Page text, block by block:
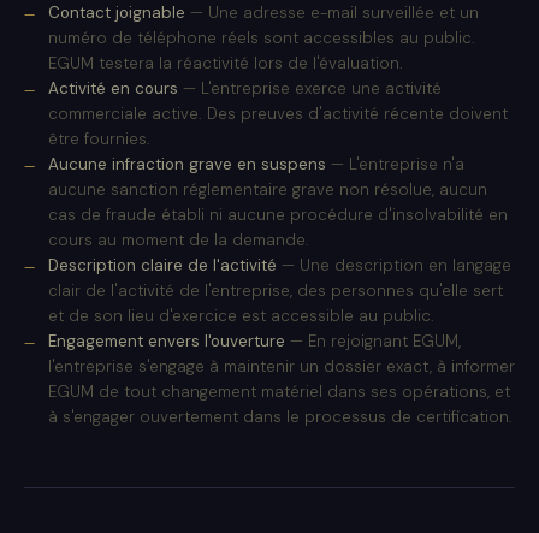
Contact joignable — Une adresse e-mail surveillée et un
numéro de téléphone réels sont accessibles au public.
EGUM testera la réactivité lors de l'évaluation.
Activité en cours — L'entreprise exerce une activité
commerciale active. Des preuves d'activité récente doivent
être fournies.
Aucune infraction grave en suspens — L'entreprise n'a
aucune sanction réglementaire grave non résolue, aucun
cas de fraude établi ni aucune procédure d'insolvabilité en
cours au moment de la demande.
Description claire de l'activité — Une description en langage
clair de l'activité de l'entreprise, des personnes qu'elle sert
et de son lieu d'exercice est accessible au public.
Engagement envers l'ouverture — En rejoignant EGUM,
l'entreprise s'engage à maintenir un dossier exact, à informer
EGUM de tout changement matériel dans ses opérations, et
à s'engager ouvertement dans le processus de certification.